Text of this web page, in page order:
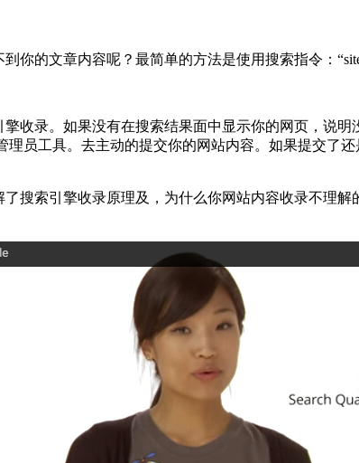
你的文章内容呢？最简单的方法是使用搜索指令：
收录。如果没有在搜索结果面中显示你的网页，说
员工具。去主动的提交你的网站内容。如果提交了
搜索引擎收录原理及，为什么你网站内容收录不理